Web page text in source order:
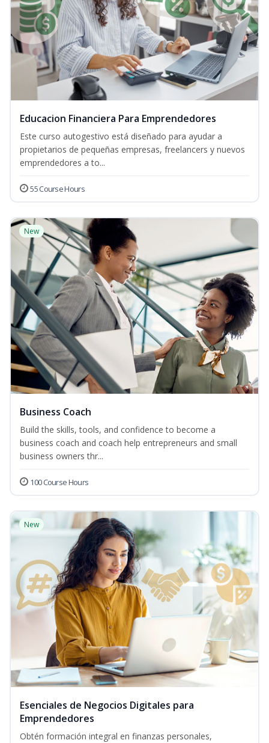
Educacion Financiera Para Emprendedores
Este curso autogestivo está diseñado para ayudar a
propietarios de pequeñas empresas, freelancers y nuevos
emprendedores a to...
55 Course Hours
New
Business Coach
Build the skills, tools, and confidence to become a
business coach and coach help entrepreneurs and small
business owners thr...
100 Course Hours
New
Esenciales de Negocios Digitales para
Emprendedores
Obtén formación integral en finanzas personales,